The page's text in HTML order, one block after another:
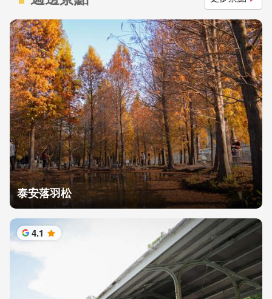
泰安落羽松
4.1 星